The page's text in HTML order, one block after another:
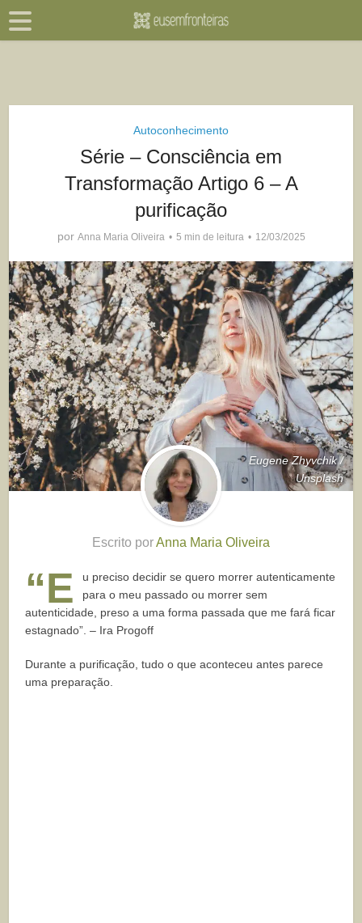
Autoconhecimento
Série – Consciência em
Transformação Artigo 6 – A
purificação
por Anna Maria Oliveira 5 min de leitura 12/03/2025
Eugene Zhyvchik /
Unsplash
Escrito porAnna Maria Oliveira
“E
u preciso decidir se quero morrer autenticamente
para o meu passado ou morrer sem
autenticidade, preso a uma forma passada que me fará ficar
estagnado”. – Ira Progoff
Durante a purificação, tudo o que aconteceu antes parece
uma preparação.